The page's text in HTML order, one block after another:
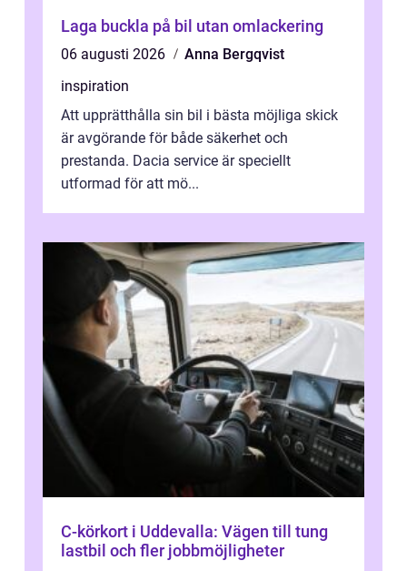
Laga buckla på bil utan omlackering
06 augusti 2026
Anna Bergqvist
inspiration
Att upprätthålla sin bil i bästa möjliga skick
är avgörande för både säkerhet och
prestanda. Dacia service är speciellt
utformad för att mö...
C-körkort i Uddevalla: Vägen till tung
lastbil och fler jobbmöjligheter